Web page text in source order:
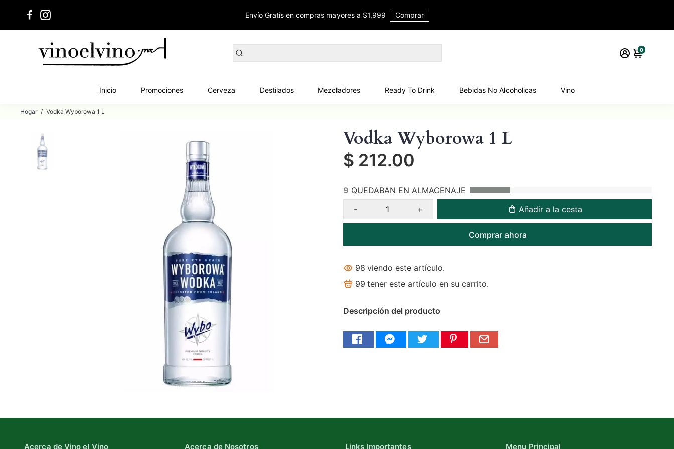
Envío Gratis en compras mayores a $1,999 Comprar
0
Inicio Promociones Cerveza Destilados Mezcladores Ready To Drink Bebidas No Alcoholicas Vino
Hogar / Vodka Wyborowa 1 L
Vodka Wyborowa 1 L
$ 212.00
9 QUEDABAN EN ALMACENAJE
-
+ Añadir a la cesta
Comprar ahora
98 viendo este artículo.
99 tener este artículo en su carrito.
Descripción del producto
Acerca de Vino el Vino Acerca de Nosotros Links Importantes Menu Principal